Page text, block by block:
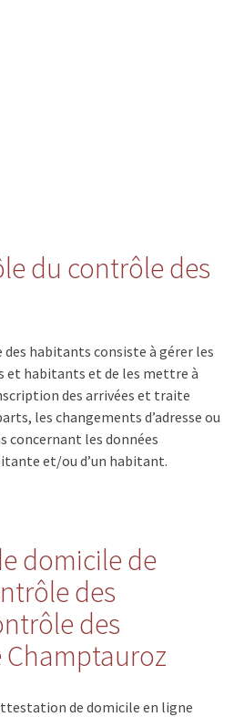
du contrôle des
habitants consiste à gérer les
et habitants et de les mettre à
des arrivées et traite
les changements d’adresse ou
concernant les données
et/ou d’un habitant.
domicile de
des
des
de domicile en ligne